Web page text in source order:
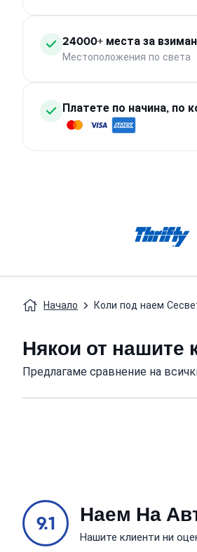
24000+ места за
Местоположения по света
Платете по начина, по
Начало Коли под наем
Някои от нашите
Предлагаме сравнение на
9.1 Наем На
Нашите клиенти ни